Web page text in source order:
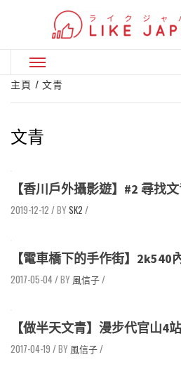
Primary
Menu
主頁 文青
文青
【香川戶外攝影遊】#2 尋找
2019-12-12 / SK2 /
【電車橋下的手作街】2k540
2017-05-04/ 風信子/
【做半天文青】漫步代官山4站
2017-04-19 / 風信子/